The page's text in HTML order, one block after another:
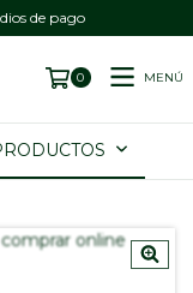
de pago
0 MENÚ